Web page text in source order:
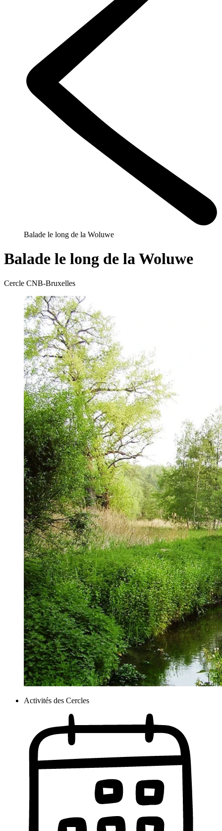
Balade le long de la Woluwe
Balade le long de la Woluwe
Cercle CNB-Bruxelles
Activités des Cercles